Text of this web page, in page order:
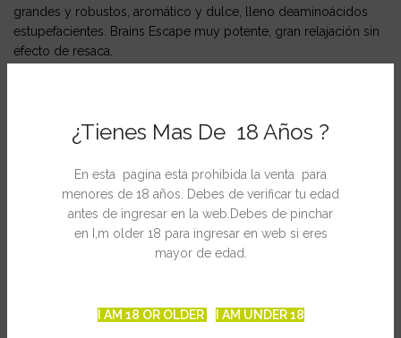
¿Tienes Mas De 18 Años ?
En esta pagina esta prohibida la venta para
menores de 18 años. Debes de verificar tu edad
antes de ingresar en la web.Debes de pinchar
en I,m older 18 para ingresar en web si eres
mayor de edad.
I AM 18 OR OLDER I AM UNDER 18
grandes y robustos, aromático y dulce, lleno deaminoácidos
estupefacientes. Brains Escape muy potente, gran relajación sin
efecto de resaca.
Banco: KC Brains
Tipos de semilla:Feminizada-regular
Floración interior: 6-9 semanas.
Floración exterior: 11 semanas